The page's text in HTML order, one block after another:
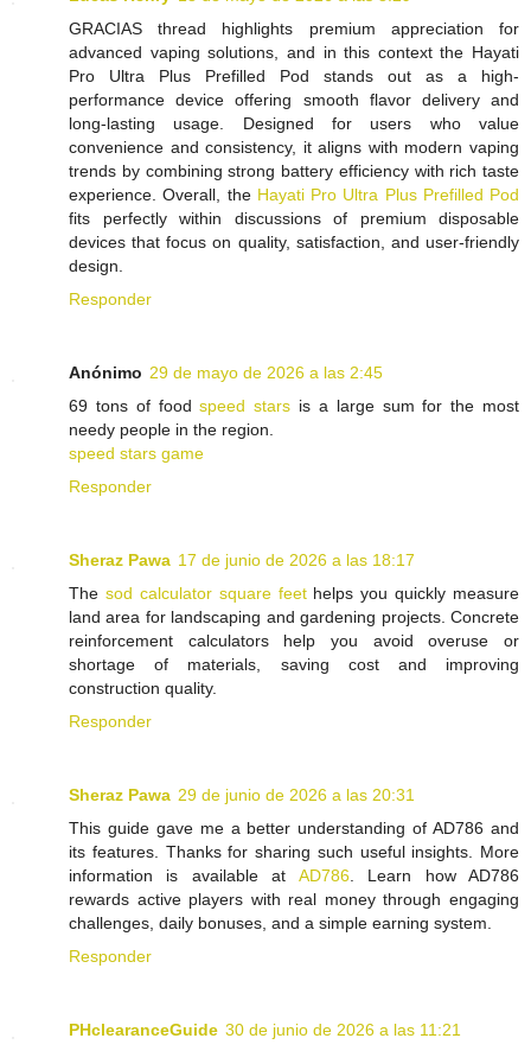
GRACIAS thread highlights premium appreciation for
advanced vaping solutions, and in this context the Hayati
Pro Ultra Plus Prefilled Pod stands out as a high-
performance device offering smooth flavor delivery and
long-lasting usage. Designed for users who value
convenience and consistency, it aligns with modern vaping
trends by combining strong battery efficiency with rich taste
experience. Overall, the Hayati Pro Ultra Plus Prefilled Pod
fits perfectly within discussions of premium disposable
devices that focus on quality, satisfaction, and user-friendly
design.
Responder
Anónimo 29 de mayo de 2026 a las 2:45
69 tons of foodspeed stars is a large sum for the most
needy people in the region.
speed stars game
Responder
Sheraz Pawa 17 de junio de 2026 a las 18:17
The sod calculator square feethelps you quickly measure
land area for landscaping and gardening projects. Concrete
reinforcement calculators help you avoid overuse or
shortage of materials, saving cost and improving
construction quality.
Responder
Sheraz Pawa 29 de junio de 2026 a las 20:31
This guide gave me a better understanding of AD786 and
its features. Thanks for sharing such useful insights. More
information is available at AD786. Learn how AD786
rewards active players with real money through engaging
challenges, daily bonuses, and a simple earning system.
Responder
PHclearanceGuide 30 de junio de 2026 a las 11:21